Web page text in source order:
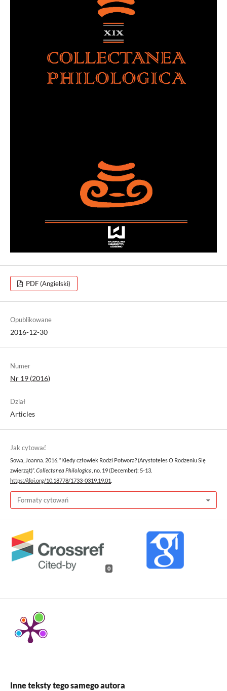
PDF (Angielski)
Opublikowane
2016-12-30
Numer
Nr 19 (2016)
Dział
Articles
Jak cytować
Sowa, Joanna. 2016. “Kiedy człowiek Rodzi Potwora? (Arystoteles O Rodzeniu Się
zwierząt)”. Collectanea Philologica , no. 19 (December): 5-13.
https://doi.org/10.18778/1733-0319.19.01
Formaty cytowań
0
Inne teksty tego samego autora